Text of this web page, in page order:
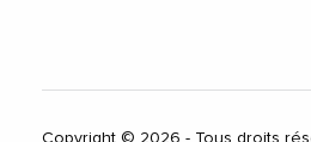
Copyright © 2026 - Tous droits